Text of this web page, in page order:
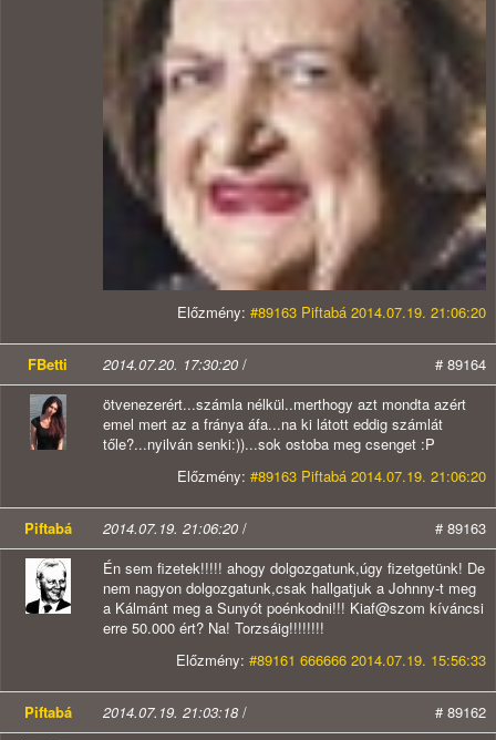
Előzmény: #89163 Piftabá 2014.07.19. 21:06:20
FBetti 2014.07.20. 17:30:20 /
# 89164
ötvenezerért...számla nélkül..merthogy azt mondta azért
emel mert az a fránya áfa...na ki látott eddig számlát
tőle?...nyilván senki:))...sok ostoba meg csenget :P
Előzmény: #89163 Piftabá 2014.07.19. 21:06:20
Piftabá 2014.07.19. 21:06:20 /
# 89163
Én sem fizetek!!!!! ahogy dolgozgatunk,úgy fizetgetünk! De
nem nagyon dolgozgatunk,csak hallgatjuk a Johnny-t meg
a Kálmánt meg a Sunyót poénkodni!!! Kiaf@szom kíváncsi
erre 50.000 ért? Na! Torzsáig!!!!!!!!
Előzmény: #89161 666666 2014.07.19. 15:56:33
Piftabá 2014.07.19. 21:03:18 /
# 89162